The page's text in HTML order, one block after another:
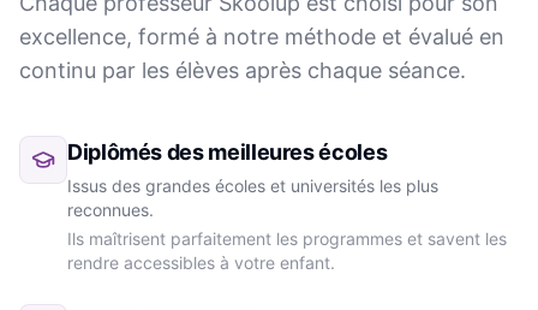
excellence, formé à notre méthode et évalué en
continu par les élèves après chaque séance.
Diplômés des meilleures écoles
Issus des grandes écoles et universités les plus
reconnues.
Ils maîtrisent parfaitement les programmes et savent les
rendre accessibles à votre enfant.